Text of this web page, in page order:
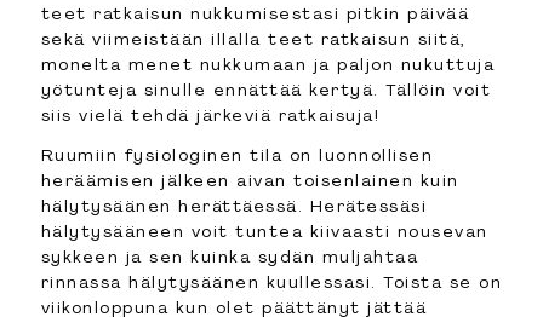
teet ratkaisun nukkumisestasi pitkin päivää
sekä viimeistään illalla teet ratkaisun siitä,
monelta menet nukkumaan ja paljon nukuttuja
yötunteja sinulle ennättää kertyä. Tällöin voit
siis vielä tehdä järkeviä ratkaisuja!
Ruumiin fysiologinen tila on luonnollisen
heräämisen jälkeen aivan toisenlainen kuin
hälytysäänen herättäessä. Herätessäsi
hälytysääneen voit tuntea kiivaasti nousevan
sykkeen ja sen kuinka sydän muljahtaa
rinnassa hälytysäänen kuullessasi. Toista se on
viikonloppuna kun olet päättänyt jättää